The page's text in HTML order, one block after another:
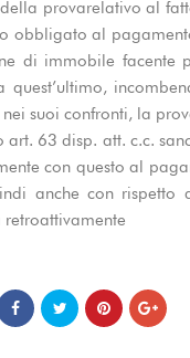
della provarelativo al
obbligato al
di immobile facente
quest’ultimo,
nei suoi confronti, la
art. 63 disp. att. c.c.
con questo al
anche con rispetto